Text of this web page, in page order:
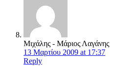
Μιχάλης - Μάριος Λαγάνης
13 Μαρτίου 2009 at 17:37
Reply